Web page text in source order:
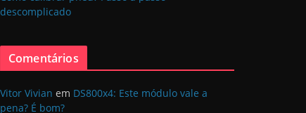
descomplicado
Comentários
Vitor Vivian em DS800x4: Este módulo vale a
pena? É bom?